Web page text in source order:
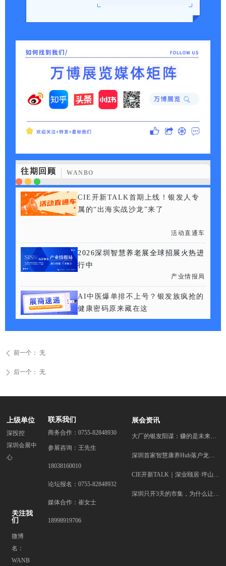
往期回顾 WANBO
CIE开新TALK首期上线！银发人专
属的“出海实战沙龙”来了
活动直通车
2026深圳智慧养老展全球招展火热进
行中
产业情报局
AI中医爆单排不上号？银发族疯抢的
健康密码原来藏在这
ꄴ 前一个： 无
ꄲ 后一个： 无
联系我们
商务合作：0755-82848930
参展咨询：王先生
18038160010
论坛报名：0755-82848932
媒体合作：崔女士
18998919706
大厂的银发阳谋：赚的是未来家庭消费的总入口？
深圳首家智慧康养Hub落户龙岗！
CIE开新TALK｜深业颐居·坪山专场精彩回顾， 四大科技企业亮剑“智慧康养”！
深圳只开3天的市集，为什么让全国的子女都在转发？
关注我
们
微博
名：
WANB
上级单位
深投控
深圳会展中
心
展会资讯